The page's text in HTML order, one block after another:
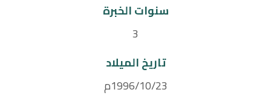
سنوات الخبرة
3
تاريخ الميلاد
1996/10/23م